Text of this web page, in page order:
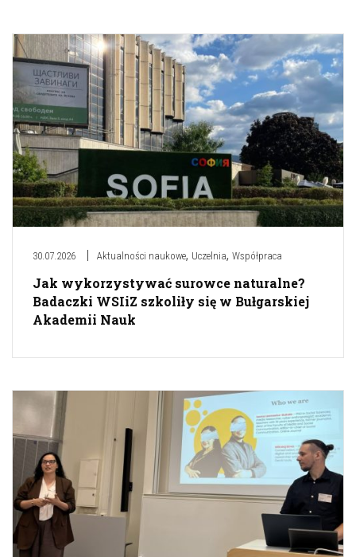
30.07.2026 Aktualności naukowe, Uczelnia, Współpraca
Jak wykorzystywać surowce naturalne?
Badaczki WSIiZ szkoliły się w Bułgarskiej
Akademii Nauk